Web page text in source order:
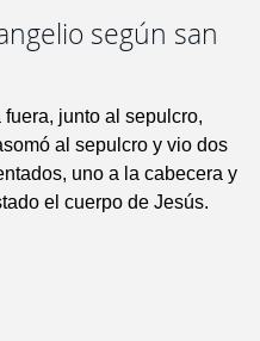
según san
junto al sepulcro,
al sepulcro y vio dos
uno a la cabecera y
el cuerpo de Jesús.